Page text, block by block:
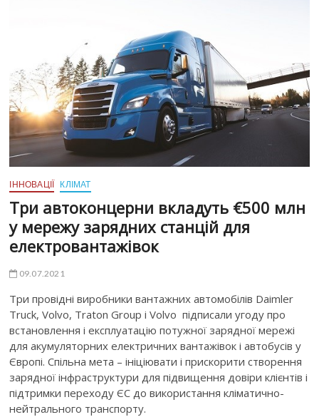
ІННОВАЦІЇ КЛІМАТ
Три автоконцерни вкладуть €500 млн
у мережу зарядних станцій для
електровантажівок
09.07.2021
Три провідні виробники вантажних автомобілів Daimler
Truck, Volvo, Traton Group і Volvo підписали угоду про
встановлення і експлуатацію потужної зарядної мережі
для акумуляторних електричних вантажівок і автобусів у
Європі. Спільна мета – ініціювати і прискорити створення
зарядної інфраструктури для підвищення довіри клієнтів і
підтримки переходу ЄС до використання кліматично-
нейтрального транспорту.